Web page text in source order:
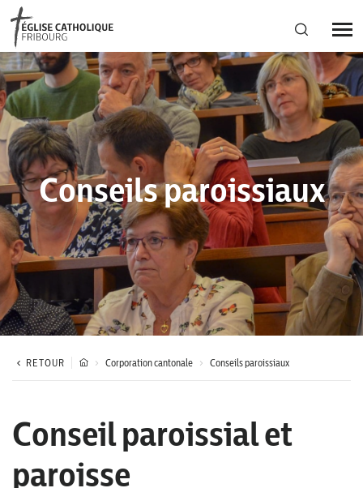
Région diocésaine
Actualités
Agenda
Corporation cantonale
Conseils paroissiaux
RETOUR Corporation cantonale Conseils paroissiaux
Conseil paroissial et
paroisse